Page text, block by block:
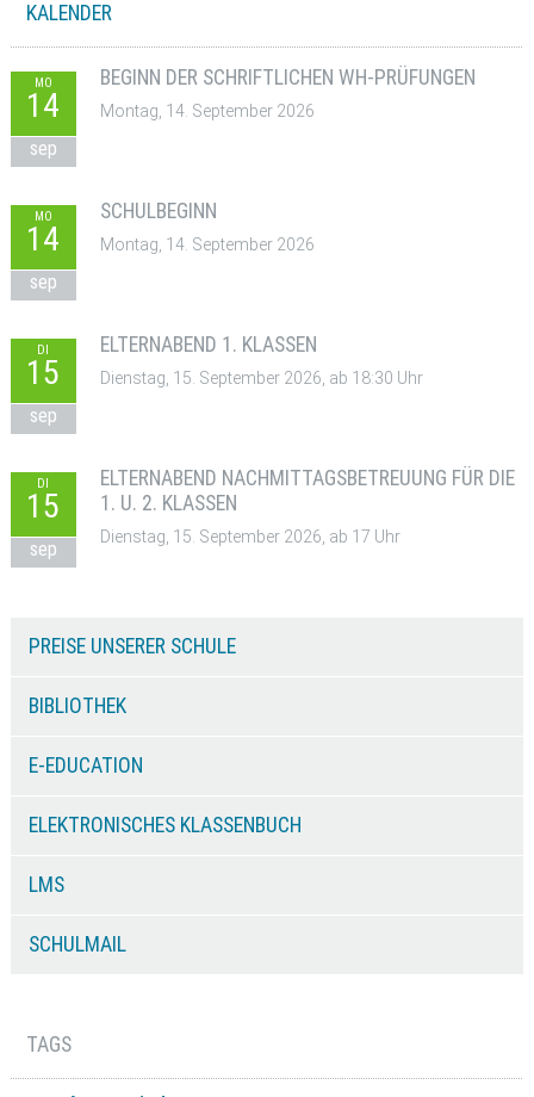
KALENDER
MO
14
sep
BEGINN DER SCHRIFTLICHEN WH-PRÜFUNGEN
Montag, 14. September 2026
MO
14
sep
SCHULBEGINN
Montag, 14. September 2026
DI
15
sep
ELTERNABEND 1. KLASSEN
Dienstag, 15. September 2026, ab 18:30 Uhr
DI
15
sep
ELTERNABEND NACHMITTAGSBETREUUNG FÜR DIE
1. U. 2. KLASSEN
Dienstag, 15. September 2026, ab 17 Uhr
PREISE UNSERER SCHULE
BIBLIOTHEK
E-EDUCATION
ELEKTRONISCHES KLASSENBUCH
LMS
SCHULMAIL
TAGS